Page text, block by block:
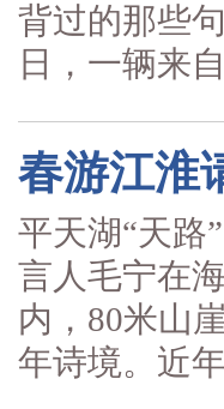
背过的那些
日，一辆来
春游江淮
平天湖“天路
言人毛宁在
内，80米山
年诗境。近